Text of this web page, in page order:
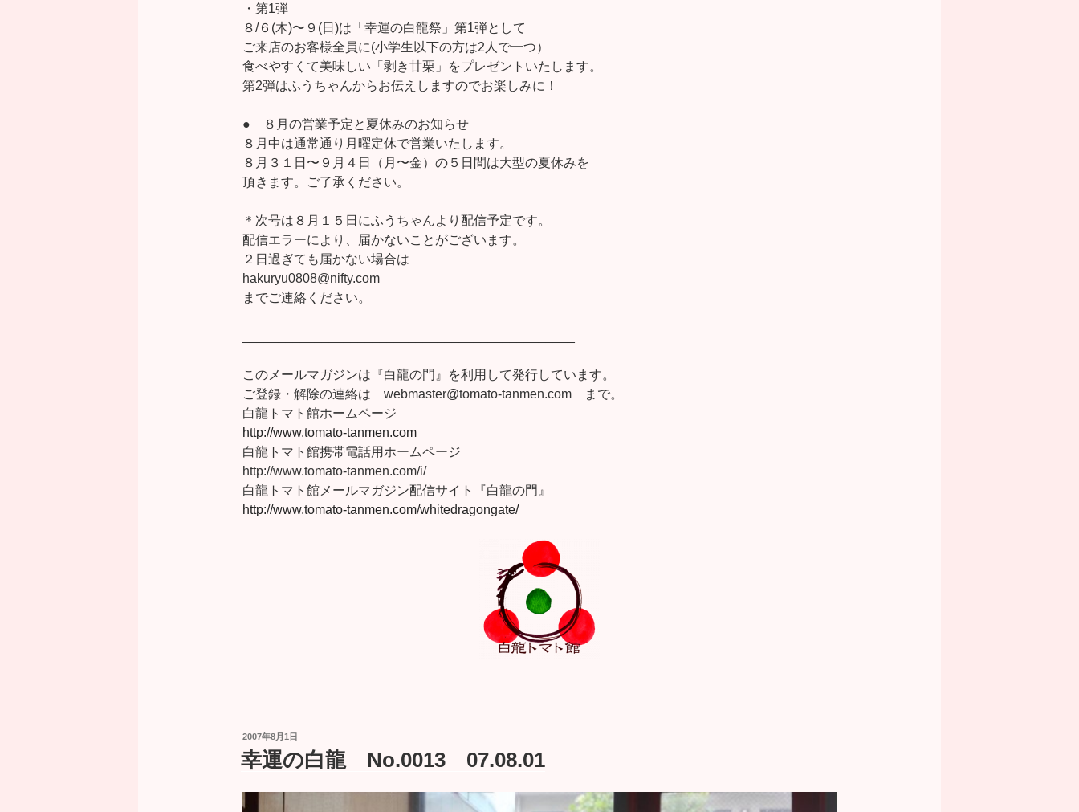
・第1弾
８/６(木)〜９(日)は「幸運の白龍祭」第1弾として
ご来店のお客様全員に(小学生以下の方は2人で一つ）
食べやすくて美味しい「剥き甘栗」をプレゼントいたします。
第2弾はふうちゃんからお伝えしますのでお楽しみに！
● ８月の営業予定と夏休みのお知らせ
８月中は通常通り月曜定休で営業いたします。
８月３１日〜９月４日（月〜金）の５日間は大型の夏休みを
頂きます。ご了承ください。
＊次号は８月１５日にふうちゃんより配信予定です。
配信エラーにより、届かないことがございます。
２日過ぎても届かない場合は
hakuryu0808@nifty.com
までご連絡ください。
このメールマガジンは『白龍の門』を利用して発行しています。
ご登録・解除の連絡は webmaster@tomato-tanmen.com まで。
白龍トマト館ホームページ
http://www.tomato-tanmen.com
白龍トマト館携帯電話用ホームページ
http://www.tomato-tanmen.com/i/
白龍トマト館メールマガジン配信サイト『白龍の門』
http://www.tomato-tanmen.com/whitedragongate/
投
稿
日:
2007年8月1日
幸運の白龍 No.0013 07.08.01